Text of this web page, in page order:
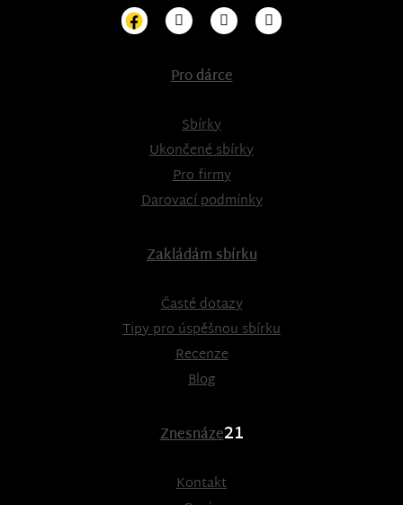
Pro dárce
Sbírky
Ukončené sbírky
Pro firmy
Darovací podmínky
Zakládám sbírku
Časté dotazy
Tipy pro úspěšnou sbírku
Recenze
Blog
Znesnáze21
Kontakt